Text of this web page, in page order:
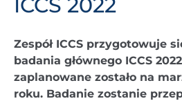
Zespół ICCS przygotowuje
badania głównego ICCS
zaplanowane zostało na
roku. Badanie zostanie